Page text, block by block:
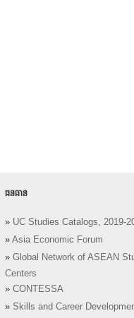
ធនធាន
» UC Studies Catalogs, 2019-
» Asia Economic Forum
» Global Network of ASEAN
Centers
» CONTESSA
» Skills and Career